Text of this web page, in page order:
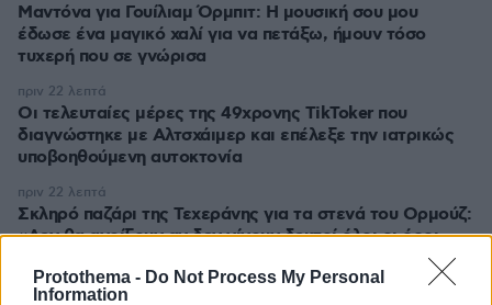
Protothema - Do Not Process My Personal
Information
Μαντόνα για Γουίλιαμ Όρμπιτ: Η μουσική σου μου
έδωσε ένα μαγικό χαλί για να πετάξω, ήμουν τόσο
τυχερή που σε γνώρισα
Οι τελευταίες μέρες της 49χρονης TikToker που
διαγνώστηκε με Αλτσχάιμερ και επέλεξε την ιατρικώς
υποβοηθούμενη αυτοκτονία
πριν 22 λεπτά
Σκληρό παζάρι της Τεχεράνης για τα στενά του Ορμούζ:
«Δεν θα ανοίξουν αν δεν γίνουν δεκτοί όλοι οι όροι
πριν 22 λεπτά
πριν 26 λεπτά